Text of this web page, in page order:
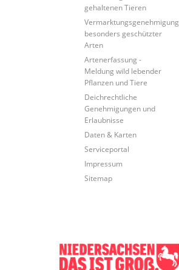
gehaltenen Tieren
Vermarktungsgenehmigung
besonders geschützter
Arten
Artenerfassung -
Meldung wild lebender
Pflanzen und Tiere
Deichrechtliche
Genehmigungen und
Erlaubnisse
Daten & Karten
Serviceportal
Impressum
Sitemap